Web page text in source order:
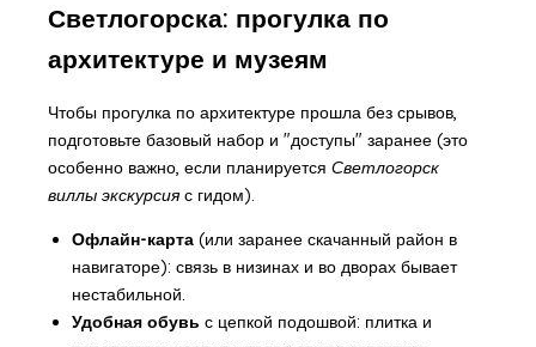
Светлогорска: прогулка по
архитектуре и музеям
Чтобы прогулка по архитектуре прошла без срывов,
подготовьте базовый набор и "доступы" заранее (это
особенно важно, если планируется Светлогорск
виллы экскурсияс гидом).
Офлайн-карта(или заранее скачанный район в
навигаторе): связь в низинах и во дворах бывает
нестабильной.
Удобная обувь с цепкой подошвой: плитка и